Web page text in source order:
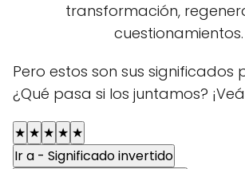
transformación,
cuestionamientos.
Pero estos son sus
¿Qué pasa si los juntamos?
★ ★ ★ ★ ★
Ir a - Significado invertido